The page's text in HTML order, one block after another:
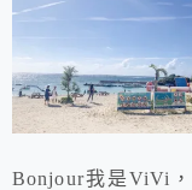
Bonjour我是ViVi